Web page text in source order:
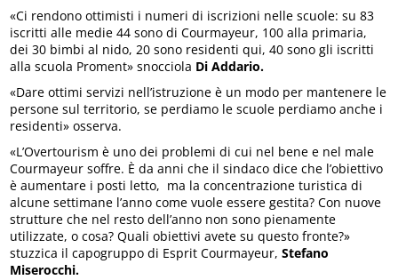
«Ci rendono ottimisti i numeri di iscrizioni nelle scuole: su 83
iscritti alle medie 44 sono di Courmayeur, 100 alla primaria,
dei 30 bimbi al nido, 20 sono residenti qui, 40 sono gli iscritti
alla scuola Proment» snocciola Di Addario.
«Dare ottimi servizi nell’istruzione è un modo per mantenere le
persone sul territorio, se perdiamo le scuole perdiamo anche i
residenti» osserva.
«L’Overtourism è uno dei problemi di cui nel bene e nel male
Courmayeur soffre. È da anni che il sindaco dice che l’obiettivo
è aumentare i posti letto, ma la concentrazione turistica di
alcune settimane l’anno come vuole essere gestita? Con nuove
strutture che nel resto dell’anno non sono pienamente
utilizzate, o cosa? Quali obiettivi avete su questo fronte?»
stuzzica il capogruppo di Esprit Courmayeur,Stefano
Miserocchi.